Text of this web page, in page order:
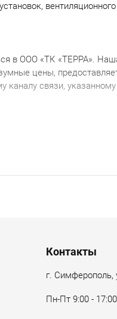
в ООО «ТК «ТЕРРА».
цены,
связи, указанному
Контакты
г. Симферополь,
Пн-Пт 9:00 - 17:00